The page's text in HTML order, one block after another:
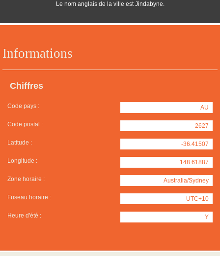
Informations
Chiffres
Code pays : AU
Code postal : 2627
Latitude : -36.41507
Longitude : 148.61887
Zone horaire : Australia/Sydney
Fuseau horaire : UTC+10
Heure d'été : Y
Le nom anglais de la ville est Jindabyne.